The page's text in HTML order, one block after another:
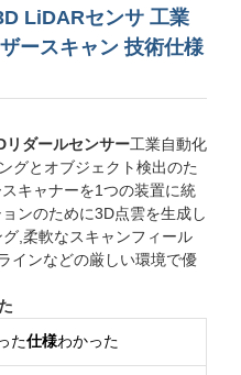
LiDARセンサ 工業
ースキャン 技術仕様
リダールセンサー工業自動化
グとオブジェクト検出のた
キャナーを1つの装置に統
ンのために3D点雲を生成し
,柔軟なスキャンフィール
インなどの厳しい環境で優
た仕様わかった